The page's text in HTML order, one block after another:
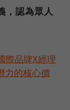
，認為眾人
際品牌X經理
力的核心價